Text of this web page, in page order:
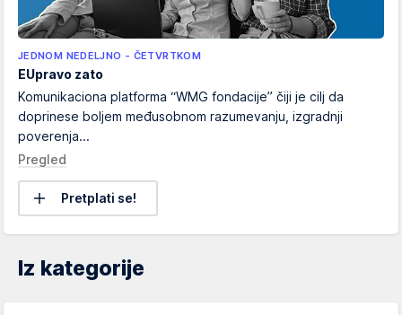
JEDNOM NEDELJNO - ČETVRTKOM
EUpravo zato
Komunikaciona platforma “WMG fondacije” čiji je cilj da
doprinese boljem međusobnom razumevanju, izgradnji
poverenja...
Pregled
Pretplati se!
Iz kategorije